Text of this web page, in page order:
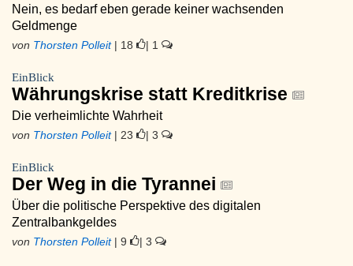
Nein, es bedarf eben gerade keiner wachsenden
Geldmenge
von Thorsten Polleit| 18 | 1
EinBlick
Währungskrise statt Kreditkrise
Die verheimlichte Wahrheit
von Thorsten Polleit| 23 | 3
EinBlick
Der Weg in die Tyrannei
Über die politische Perspektive des digitalen
Zentralbankgeldes
von Thorsten Polleit| 9 | 3